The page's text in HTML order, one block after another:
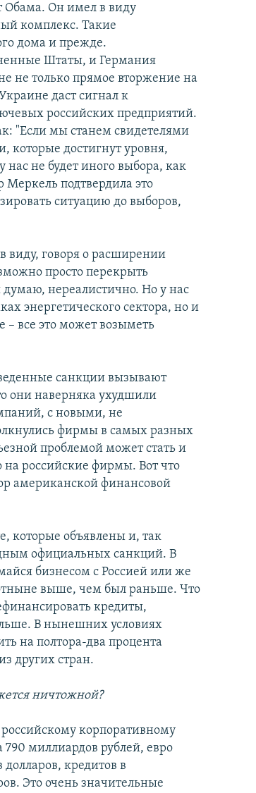
Обама. Он имел в виду
комплекс. Такие
дома и прежде.
Штаты, и Германия
не только прямое вторжение на
даст сигнал к
российских предприятий.
"Если мы станем свидетелями
достигнут уровня,
не будет иного выбора, как
подтвердила это
ситуацию до выборов,
виду, говоря о расширении
просто перекрыть
думаю, нереалистично. Но у нас
энергетического сектора, но и
– все это может возыметь
санкции вызывают
они наверняка ухудшили
с новыми, не
фирмы в самых разных
проблемой может стать и
на российские фирмы. Вот что
американской финансовой
которые объявлены и, так
официальных санкций. В
бизнесом с Россией или же
выше, чем был раньше. Что
кредиты,
В нынешних условиях
на полтора-два процента
других стран.
ничтожной?
корпоративному
790 миллиардов рублей, евро
кредитов в
Это очень значительные